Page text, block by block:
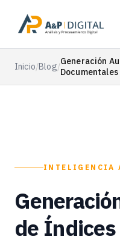
Inicio/Blog/Generación
INTELIGENCIA
de Índices